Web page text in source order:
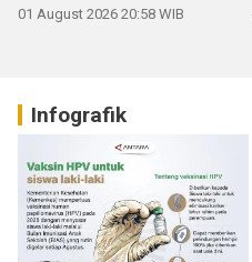
01 August 2026 20:58 WIB
Infografik